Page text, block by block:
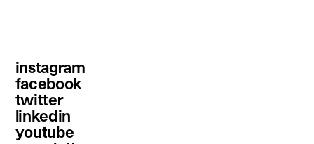
instagram
facebook
twitter
linkedin
youtube